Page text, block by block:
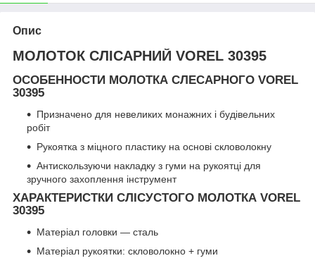
Опис
МОЛОТОК СЛІСАРНИЙ VOREL 30395
ОСОБЕННОСТИ МОЛОТКА СЛЕСАРНОГО VOREL
30395
Призначено для невеликих монажних і будівельних
робіт
Рукоятка з міцного пластику на основі скловолокну
Антискользуючи накладку з гуми на рукоятці для
зручного захоплення інструмент
ХАРАКТЕРИСТКИ СЛІСУСТОГО МОЛОТКА VOREL
30395
Матеріал головки — сталь
Матеріал рукоятки: скловолокно + гуми